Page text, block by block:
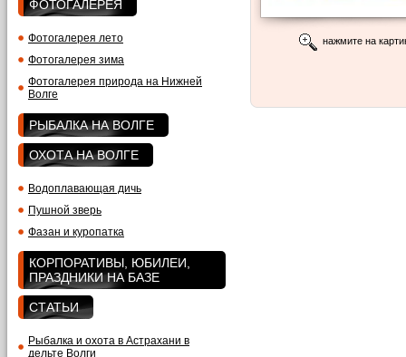
ФОТОГАЛЕРЕЯ
Фотогалерея лето
Фотогалерея зима
Фотогалерея природа на Нижней
Волге
РЫБАЛКА НА ВОЛГЕ
ОХОТА НА ВОЛГЕ
Водоплавающая дичь
Пушной зверь
Фазан и куропатка
КОРПОРАТИВЫ, ЮБИЛЕИ,
ПРАЗДНИКИ НА БАЗЕ
СТАТЬИ
Рыбалка и охота в Астрахани в
дельте Волги
нажмите на